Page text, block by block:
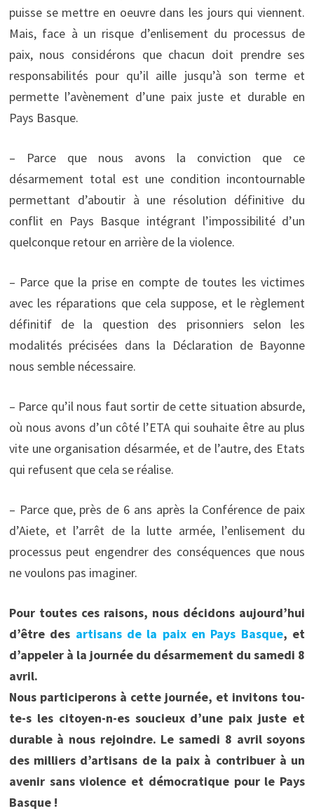
puisse se mettre en oeuvre dans les jours qui viennent.
Mais, face à un risque d’enlisement du processus de
paix, nous considérons que chacun doit prendre ses
responsabilités pour qu’il aille jusqu’à son terme et
permette l’avènement d’une paix juste et durable en
Pays Basque.
– Parce que nous avons la conviction que ce
désarmement total est une condition incontournable
permettant d’aboutir à une résolution définitive du
conflit en Pays Basque intégrant l’impossibilité d’un
quelconque retour en arrière de la violence.
– Parce que la prise en compte de toutes les victimes
avec les réparations que cela suppose, et le règlement
définitif de la question des prisonniers selon les
modalités précisées dans la Déclaration de Bayonne
nous semble nécessaire.
– Parce qu’il nous faut sortir de cette situation absurde,
où nous avons d’un côté l’ETA qui souhaite être au plus
vite une organisation désarmée, et de l’autre, des Etats
qui refusent que cela se réalise.
– Parce que, près de 6 ans après la Conférence de paix
d’Aiete, et l’arrêt de la lutte armée, l’enlisement du
processus peut engendrer des conséquences que nous
ne voulons pas imaginer.
Pour toutes ces raisons, nous décidons aujourd’hui
d’être des artisans de la paix en Pays Basque, et
d’appeler à la journée du désarmement du samedi 8
avril.
Nous participerons à cette journée, et invitons tou-
te-s les citoyen-n-es soucieux d’une paix juste et
durable à nous rejoindre. Le samedi 8 avril soyons
des milliers d’artisans de la paix à contribuer à un
avenir sans violence et démocratique pour le Pays
Basque !